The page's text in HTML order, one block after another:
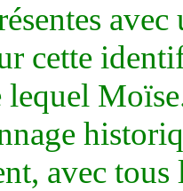
cette
lequel
avec tous